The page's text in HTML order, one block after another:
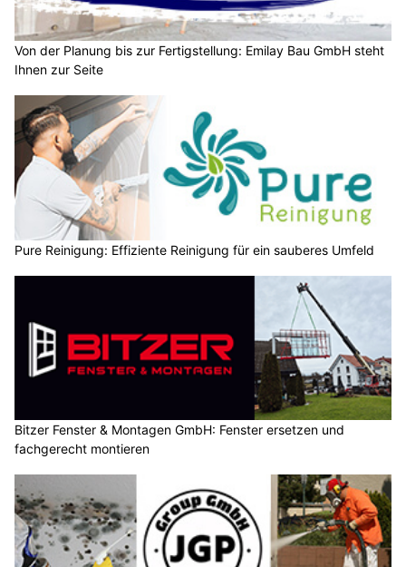
Von der Planung bis zur Fertigstellung: Emilay Bau GmbH steht
Ihnen zur Seite
Pure Reinigung: Effiziente Reinigung für ein sauberes Umfeld
Bitzer Fenster & Montagen GmbH: Fenster ersetzen und
fachgerecht montieren